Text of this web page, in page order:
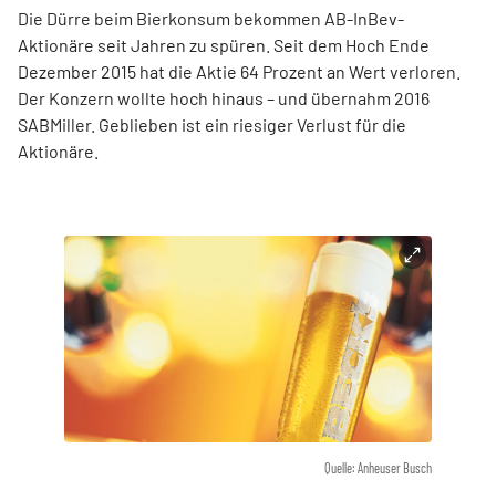
Die Dürre beim Bierkonsum bekommen AB-InBev-
Aktionäre seit Jahren zu spüren. Seit dem Hoch Ende
Dezember 2015 hat die Aktie 64 Prozent an Wert verloren.
Der Konzern wollte hoch hinaus – und übernahm 2016
SABMiller. Geblieben ist ein riesiger Verlust für die
Aktionäre.
Quelle: Anheuser Busch